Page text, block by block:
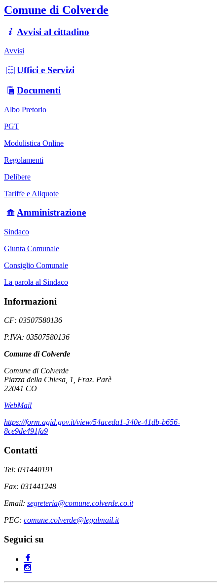
Comune di Colverde
Avvisi al cittadino
Avvisi
Uffici e Servizi
Documenti
Albo Pretorio
PGT
Modulistica Online
Regolamenti
Delibere
Tariffe e Aliquote
Amministrazione
Sindaco
Giunta Comunale
Consiglio Comunale
La parola al Sindaco
Informazioni
CF: 03507580136
P.IVA: 03507580136
Comune di Colverde
Comune di Colverde
Piazza della Chiesa, 1, Fraz. Parè
22041 CO
WebMail
https://form.agid.gov.it/view/54aceda1-340e-41db-b656-
8ce9de491fa9
Contatti
Tel: 031440191
Fax: 031441248
Email: segreteria@comune.colverde.co.it
PEC: comune.colverde@legalmail.it
Seguici su